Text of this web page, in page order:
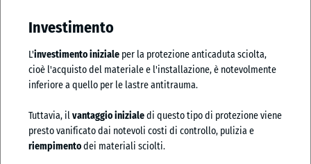
Investimento
L'investimento iniziale per la protezione anticaduta sciolta,
cioè l'acquisto del materiale e l'installazione, è notevolmente
inferiore a quello per le lastre antitrauma.
Tuttavia, ilvantaggio inizialedi questo tipo di protezione viene
presto vanificato dai notevoli costi di controllo, pulizia e
riempimentodei materiali sciolti.